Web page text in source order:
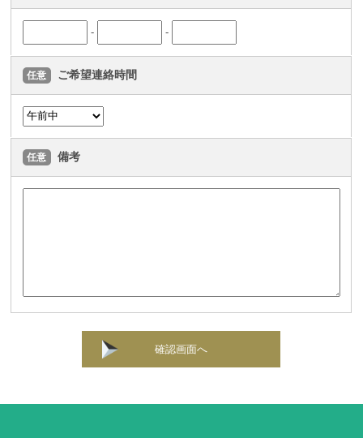
- -
任意 ご希望連絡時間
任意 備考
確認画面へ